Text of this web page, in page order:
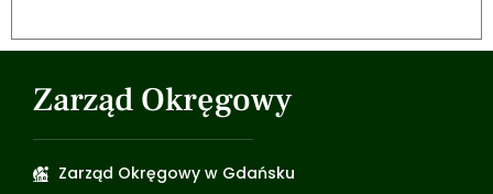
Zarząd Okręgowy
Zarząd Okręgowy w Gdańsku